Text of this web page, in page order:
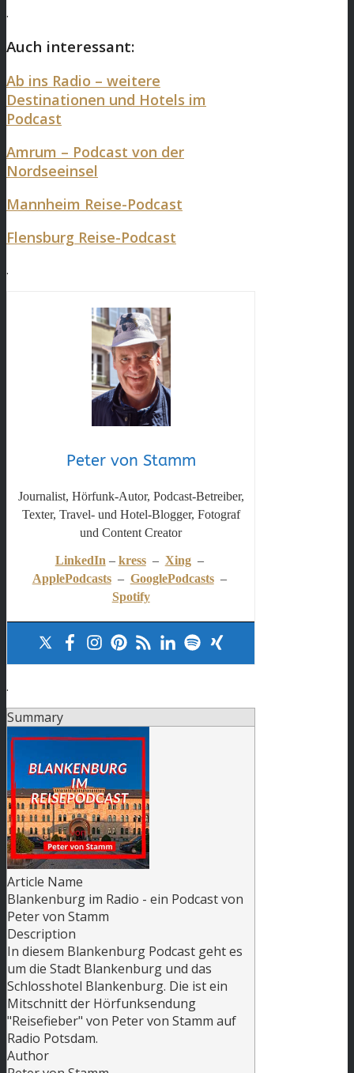
.
Auch interessant:
Ab ins Radio – weitere
Destinationen und Hotels im
Podcast
Amrum – Podcast von der
Nordseeinsel
Mannheim Reise-Podcast
Flensburg Reise-Podcast
.
Peter von Stamm
Journalist, Hörfunk-Autor, Podcast-Betreiber,
Texter, Travel- und Hotel-Blogger, Fotograf
und Content Creator
LinkedIn – kress– Xing–
ApplePodcasts– GooglePodcasts–
Spotify
.
Summary
Article Name
Blankenburg im Radio - ein Podcast von
Peter von Stamm
Description
In diesem Blankenburg Podcast geht es
um die Stadt Blankenburg und das
Schlosshotel Blankenburg. Die ist ein
Mitschnitt der Hörfunksendung
"Reisefieber" von Peter von Stamm auf
Radio Potsdam.
Author